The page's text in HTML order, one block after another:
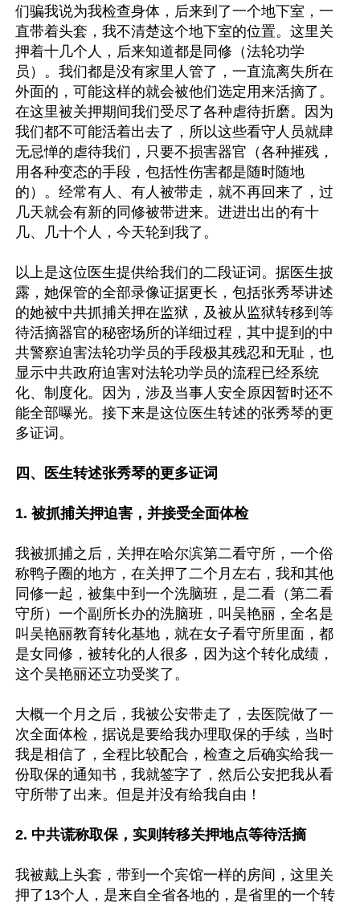
们骗我说为我检查身体，后来到了一个地下室，一
直带着头套，我不清楚这个地下室的位置。这里关
押着十几个人，后来知道都是同修（法轮功学
员）。我们都是没有家里人管了，一直流离失所在
外面的，可能这样的就会被他们选定用来活摘了。
在这里被关押期间我们受尽了各种虐待折磨。因为
我们都不可能活着出去了，所以这些看守人员就肆
无忌惮的虐待我们，只要不损害器官（各种摧残，
用各种变态的手段，包括性伤害都是随时随地
的）。经常有人、有人被带走，就不再回来了，过
几天就会有新的同修被带进来。进进出出的有十
几、几十个人，今天轮到我了。
以上是这位医生提供给我们的二段证词。据医生披
露，她保管的全部录像证据更长，包括张秀琴讲述
的她被中共抓捕关押在监狱，及被从监狱转移到等
待活摘器官的秘密场所的详细过程，其中提到的中
共警察迫害法轮功学员的手段极其残忍和无耻，也
显示中共政府迫害对法轮功学员的流程已经系统
化、制度化。因为，涉及当事人安全原因暂时还不
能全部曝光。接下来是这位医生转述的张秀琴的更
多证词。
四、医生转述张秀琴的更多证词
1. 被抓捕关押迫害，并接受全面体检
我被抓捕之后，关押在哈尔滨第二看守所，一个俗
称鸭子圈的地方，在关押了二个月左右，我和其他
同修一起，被集中到一个洗脑班，是二看（第二看
守所）一个副所长办的洗脑班，叫吴艳丽，全名是
叫吴艳丽教育转化基地，就在女子看守所里面，都
是女同修，被转化的人很多，因为这个转化成绩，
这个吴艳丽还立功受奖了。
大概一个月之后，我被公安带走了，去医院做了一
次全面体检，据说是要给我办理取保的手续，当时
我是相信了，全程比较配合，检查之后确实给我一
份取保的通知书，我就签字了，然后公安把我从看
守所带了出来。但是并没有给我自由！
2. 中共谎称取保，实则转移关押地点等待活摘
我被戴上头套，带到一个宾馆一样的房间，这里关
押了13个人，是来自全省各地的，是省里的一个转